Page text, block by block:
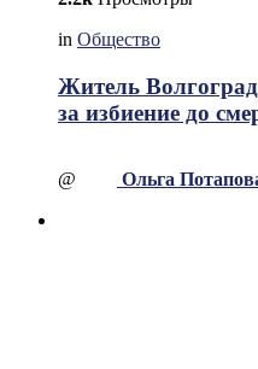
in Общество
Житель
за избиение до
@ Ольга